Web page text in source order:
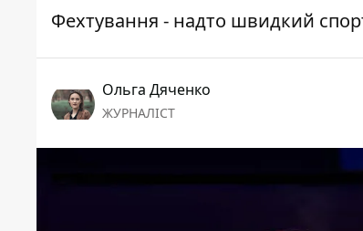
Фехтування - надто швидкий
Ольга Дяченко
ЖУРНАЛІСТ